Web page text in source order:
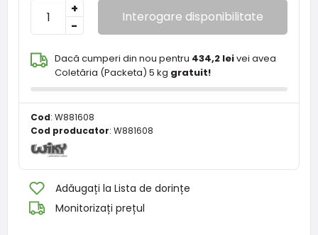
-
+ Interogare disponibilitate
Dacă cumperi din nou pentru 434,2 leivei avea
Coletăria (Packeta) 5 kg gratuit!
Cod: W881608
Cod producator: W881608
Adăugați la Lista de dorințe
Monitorizați prețul